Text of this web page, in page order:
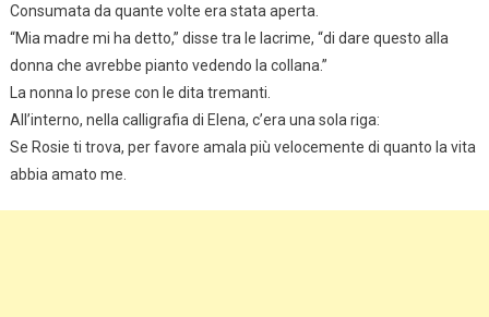
Consumata da quante volte era stata aperta.
“Mia madre mi ha detto,” disse tra le lacrime, “di dare questo alla
donna che avrebbe pianto vedendo la collana.”
La nonna lo prese con le dita tremanti.
All’interno, nella calligrafia di Elena, c’era una sola riga:
Se Rosie ti trova, per favore amala più velocemente di quanto la vita
abbia amato me.